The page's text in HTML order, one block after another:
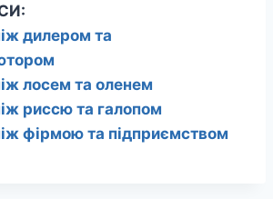
дилером та
лосем та оленем
риссю та галопом
фірмою та підприємством